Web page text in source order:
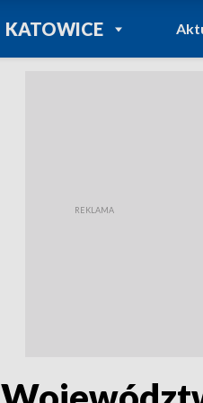
KATOWICEPOWRÓT DO
TVP REGIONY